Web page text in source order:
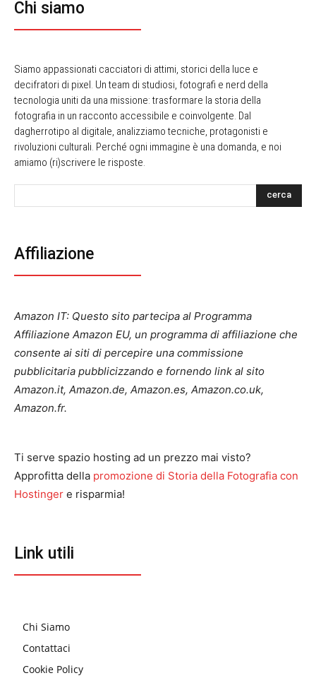
Chi siamo
Siamo appassionati cacciatori di attimi, storici della luce e
decifratori di pixel. Un team di studiosi, fotografi e nerd della
tecnologia uniti da una missione: trasformare la storia della
fotografia in un racconto accessibile e coinvolgente. Dal
dagherrotipo al digitale, analizziamo tecniche, protagonisti e
rivoluzioni culturali. Perché ogni immagine è una domanda, e noi
amiamo (ri)scrivere le risposte.
cerca
Affiliazione
Amazon IT: Questo sito partecipa al Programma
Affiliazione Amazon EU, un programma di affiliazione che
consente ai siti di percepire una commissione
pubblicitaria pubblicizzando e fornendo link al sito
Amazon.it, Amazon.de, Amazon.es, Amazon.co.uk,
Amazon.fr.
Ti serve spazio hosting ad un prezzo mai visto?
Approfitta della promozione di Storia della Fotografia con
Hostinger e risparmia!
Link utili
Chi Siamo
Contattaci
Cookie Policy